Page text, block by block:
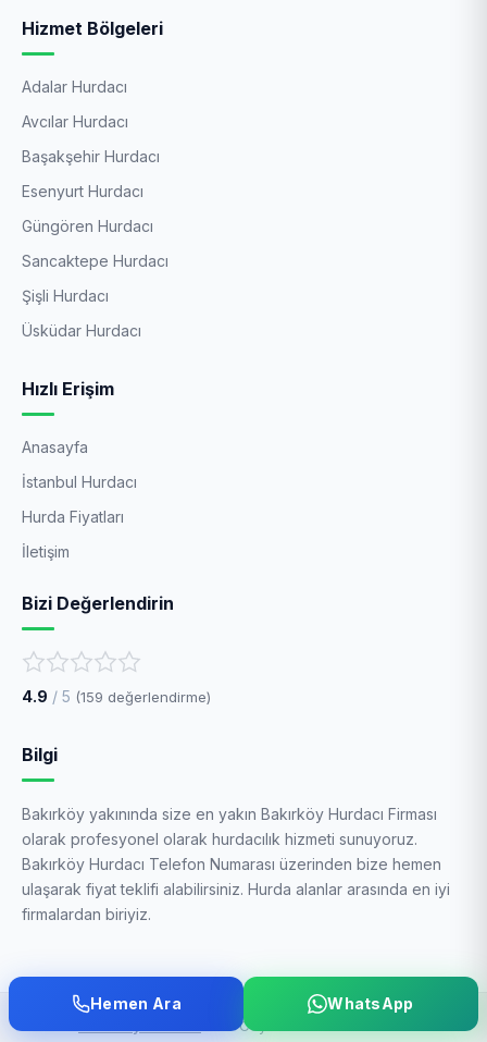
Hizmet Bölgeleri
Adalar Hurdacı
Avcılar Hurdacı
Başakşehir Hurdacı
Esenyurt Hurdacı
Güngören Hurdacı
Sancaktepe Hurdacı
Şişli Hurdacı
Üsküdar Hurdacı
Hızlı Erişim
Anasayfa
İstanbul Hurdacı
Hurda Fiyatları
İletişim
Bizi Değerlendirin
4.9 / 5 (159 değerlendirme)
Bilgi
Bakırköy yakınında size en yakın Bakırköy Hurdacı Firması
olarak profesyonel olarak hurdacılık hizmeti sunuyoruz.
Bakırköy Hurdacı Telefon Numarası üzerinden bize hemen
ulaşarak fiyat teklifi alabilirsiniz. Hurda alanlar arasında en iyi
firmalardan biriyiz.
– Bir Ceysan Geri Kazanım
Hemen Ara WhatsApp